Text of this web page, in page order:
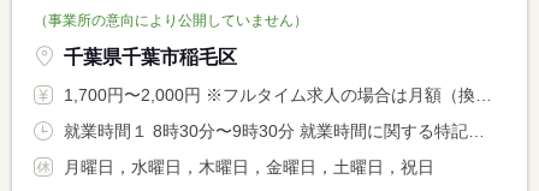
（事業所の意向により公開していません）
千葉県千葉市稲毛区
1,700円〜2,000円 ※フルタイム求人の場合は月額（換算額）、パート求人の場合は時間額を表示しています。
月曜日，水曜日，木曜日，金曜日，土曜日，祝日